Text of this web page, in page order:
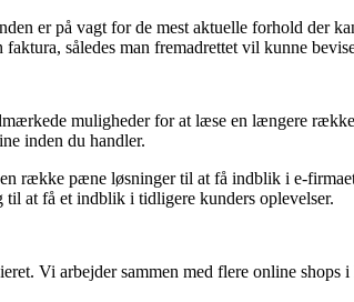
er på vagt for de mest aktuelle forhold der
faktura, således man fremadrettet vil kunne
muligheder for at læse en længere
inden du handler.
række pæne løsninger til at få indblik i e-
til at få et indblik i tidligere kunders oplevelser.
Vi arbejder sammen med flere online